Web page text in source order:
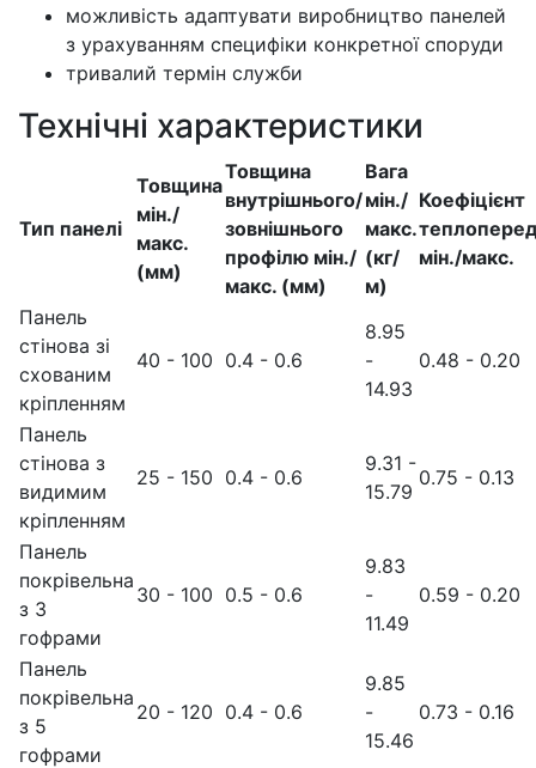
можливість адаптувати виробництво панелей
з урахуванням специфіки конкретної споруди
тривалий термін служби
Технічні характеристики
Тип панелі
Товщина
мін./
макс.
(мм)
Товщина
внутрішнього/
зовнішнього
профілю мін./
макс. (мм)
Вага
мін./
макс.
(кг/
м)
Коефіцієнт
мін./макс.
Панель
стінова зі
схованим
кріпленням
40 - 100 0.4 - 0.6
8.95
-
14.93
0.48 - 0.20
Панель
стінова з
видимим
кріпленням
25 - 150 0.4 - 0.6
9.31 -
15.79
0.75 - 0.13
Панель
покрівельна
з 3
гофрами
30 - 100 0.5 - 0.6
9.83
-
11.49
0.59 - 0.20
Панель
покрівельна
з 5
гофрами
20 - 120 0.4 - 0.6
9.85
-
15.46
0.73 - 0.16